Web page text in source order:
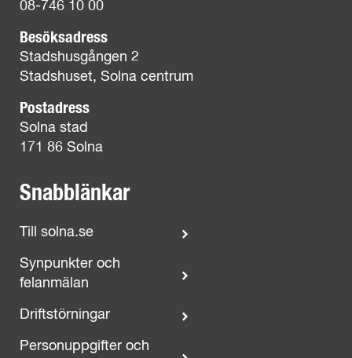
08-746 10 00
Besöksadress
Stadshusgången 2
Stadshuset, Solna centrum
Postadress
Solna stad
171 86 Solna
Snabblänkar
Till solna.se
Synpunkter och
felanmälan
Driftstörningar
Personuppgifter och